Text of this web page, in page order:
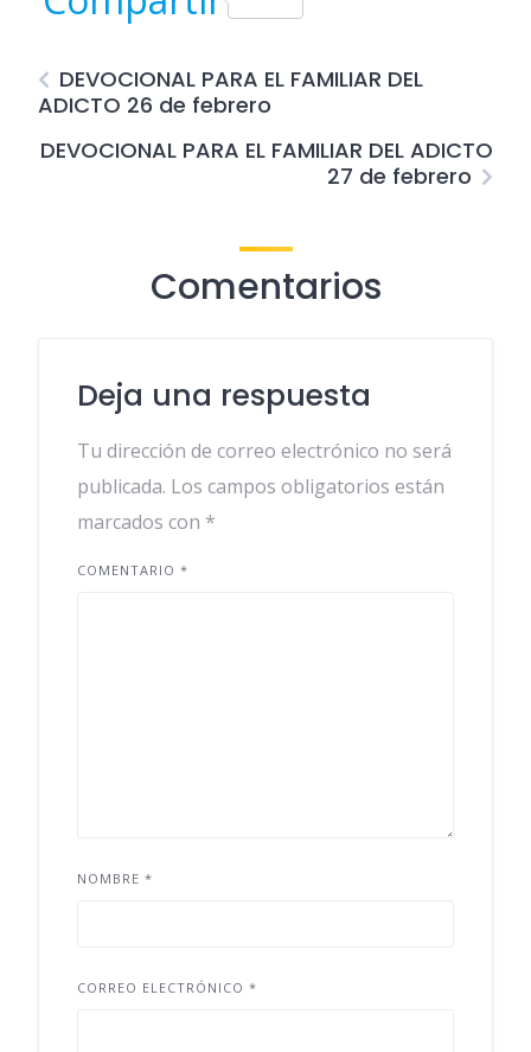
DEVOCIONAL PARA EL FAMILIAR DEL
ADICTO 26 de febrero
DEVOCIONAL PARA EL FAMILIAR DEL ADICTO
27 de febrero
Comentarios
Deja una respuesta
Tu dirección de correo electrónico no será
publicada. Los campos obligatorios están
marcados con *
COMENTARIO *
NOMBRE *
CORREO ELECTRÓNICO *